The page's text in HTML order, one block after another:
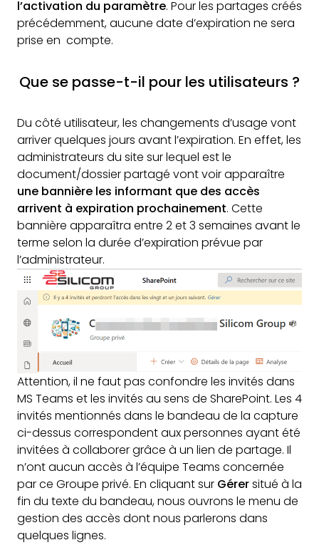
l’activation du paramètre. Pour les partages créés
précédemment, aucune date d’expiration ne sera
prise en compte.
Que se passe-t-il pour les utilisateurs ?
Du côté utilisateur, les changements d’usage vont
arriver quelques jours avant l’expiration. En effet, les
administrateurs du site sur lequel est le
document/dossier partagé vont voir apparaître
une bannière les informant que des accès
arrivent à expiration prochainement. Cette
bannière apparaîtra entre 2 et 3 semaines avant le
terme selon la durée d’expiration prévue par
l’administrateur.
Attention, il ne faut pas confondre les invités dans
MS Teams et les invités au sens de SharePoint. Les 4
invités mentionnés dans le bandeau de la capture
ci-dessus correspondent aux personnes ayant été
invitées à collaborer grâce à un lien de partage. Il
n’ont aucun accès à l’équipe Teams concernée
par ce Groupe privé. En cliquant sur Gérersitué à la
fin du texte du bandeau, nous ouvrons le menu de
gestion des accès dont nous parlerons dans
quelques lignes.